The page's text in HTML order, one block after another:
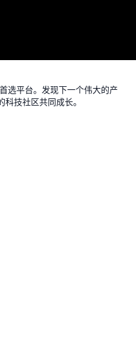
选平台。发现下一个伟大的产
技社区共同成长。